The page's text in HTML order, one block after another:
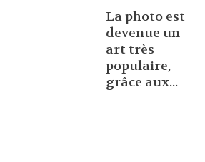
La photo est
devenue un
art très
populaire,
grâce aux...